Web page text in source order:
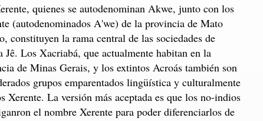
quienes se autodenominan Akwe, junto con los
(autodenominados A'we) de la provincia de Mato
constituyen la rama central de las sociedades de
Jê. Los Xacriabá, que actualmente habitan en la
de Minas Gerais, y los extintos Acroás también son
grupos emparentados lingüística y culturalmente
Xerente. La versión más aceptada es que los no-indios
el nombre Xerente para poder diferenciarlos de